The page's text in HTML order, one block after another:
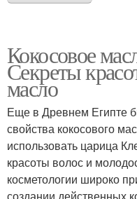
Кокосовое
Секреты
масло
Еще в Древнем Египте
свойства кокосового
использовать царица
красоты волос и
косметологии широко
создании действенных